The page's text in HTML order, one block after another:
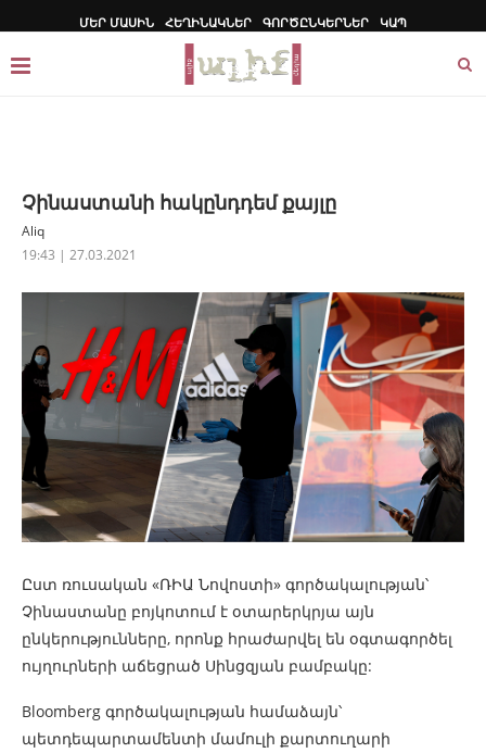
ՄԵՐ ՄԱՍԻՆ ՀԵՂԻՆԱԿՆԵՐ ԳՈՐԾԸՆԿԵՐՆԵՐ ԿԱՊ
Չինաստանի հակընդդեմ քայլը
Aliq
19:43 | 27.03.2021
Ըստ ռուսական «ՌԻԱ Նովոստի» գործակալության՝
Չինաստանը բոյկոտում է օտարերկրյա այն
ընկերությունները, որոնք հրաժարվել են օգտագործել
ույղուրների աճեցրած Սինցզյան բամբակը:
Bloomberg գործակալության համաձայն՝
պետդեպարտամենտի մամուլի քարտուղարի